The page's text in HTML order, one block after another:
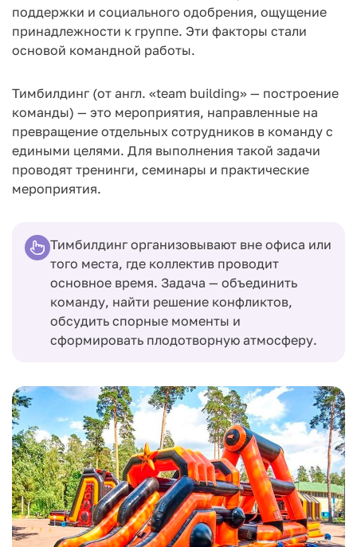
поддержки и социального одобрения, ощущение
принадлежности к группе. Эти факторы стали
основой командной работы.
Тимбилдинг (от англ. «team building» — построение
команды) — это мероприятия, направленные на
превращение отдельных сотрудников в команду с
едиными целями. Для выполнения такой задачи
проводят тренинги, семинары и практические
мероприятия.
Тимбилдинг организовывают вне офиса или
того места, где коллектив проводит
основное время. Задача — объединить
команду, найти решение конфликтов,
обсудить спорные моменты и
сформировать плодотворную атмосферу.